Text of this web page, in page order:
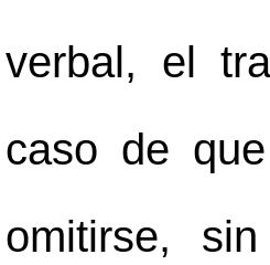
verbal, el
caso de
omitirse,